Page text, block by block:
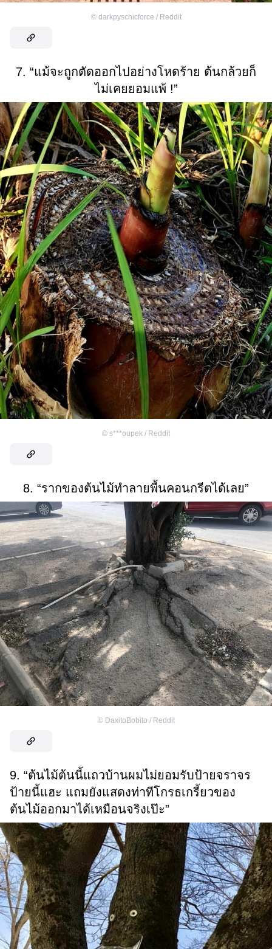
© darkpyschicforce / Reddit
7. “แม้จะถูกตัดออกไปอย่างโหดร้าย ต้นกล้วยก็
ไม่เคยยอมแพ้ !”
© s***oupek / Reddit
8. “รากของต้นไม้ทำลายพื้นคอนกรีตได้เลย”
© DaxitoBobito / Reddit
9. “ต้นไม้ต้นนี้แถวบ้านผมไม่ยอมรับป้ายจราจร
ป้ายนี้แฮะ แถมยังแสดงท่าทีโกรธเกรี้ยวของ
ต้นไม้ออกมาได้เหมือนจริงเป๊ะ”